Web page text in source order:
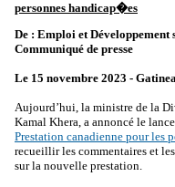
personnes handicap�es
De : Emploi et Développement
Communiqué de presse
Le 15 novembre 2023 -
Aujourd’hui, la ministre de la
Kamal Khera, a annoncé le
Prestation canadienne pour les
recueillir les commentaires et
sur la nouvelle prestation.